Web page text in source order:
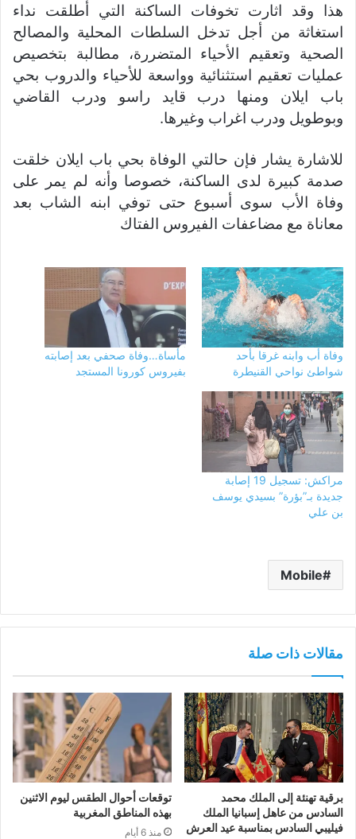
هذا وقد اثارت تخوفات الساكنة التي أطلقت نداء
استغاثة من أجل تدخل السلطات المحلية والمصالح
الصحية وتعقيم الأحياء المتضررة، مطالبة بتخصيص
عمليات تعقيم استثنائية وواسعة للأحياء والدروب بحي
باب ايلان ومنها درب قايد راسو ودرب القاضي
وبوطويل ودرب اغراب وغيرها.
للاشارة يشار فإن حالتي الوفاة بحي باب ايلان خلقت
صدمة كبيرة لدى الساكنة، خصوصا وأنه لم يمر على
وفاة الأب سوى أسبوع حتى توفي ابنه الشاب بعد
معاناة مع مضاعفات الفيروس الفتاك
وفاة أب وابنه غرقا بأحد
شواطئ نواحي القنيطرة
مأساة…وفاة صحفي بعد إصابته
بفيروس كورونا المستجد
مراكش: تسجيل 19 إصابة
جديدة بـ”بؤرة” بسيدي يوسف
بن علي
Mobile
مقالات ذات صلة
برقية تهنئة إلى الملك محمد
السادس من عاهل إسبانيا الملك
فيليبي السادس بمناسبة عيد العرش
توقعات أحوال الطقس ليوم الاثنين
بهذه المناطق المغربية
منذ 6 أيام